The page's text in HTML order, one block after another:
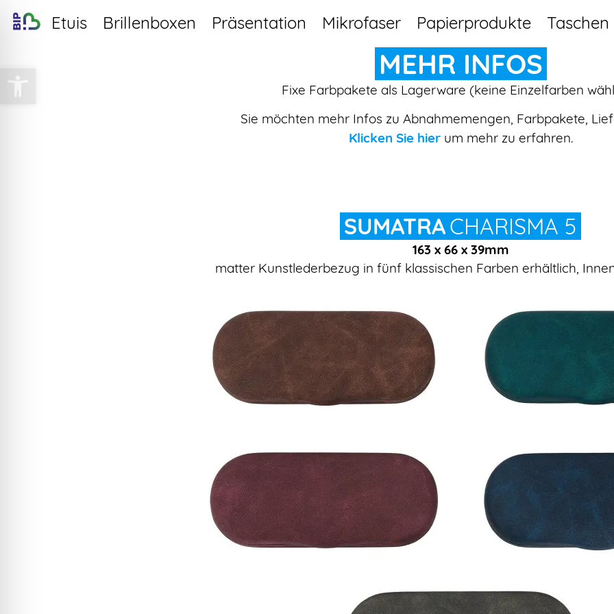
Etuis Brillenboxen Präsentation Mikrofaser Papierprodukte Taschen
MEHR INFOS
Fixe Farbpakete als Lagerware (keine Einzelfarben
Sie möchten mehr Infos zu Abnahmemengen, Farbpakete,
Klicken Sie hierum mehr zu erfahren.
SUMATRACHARISMA 5
163 x 66 x 39mm
matter Kunstlederbezug in fünf klassischen Farben erhältlich,